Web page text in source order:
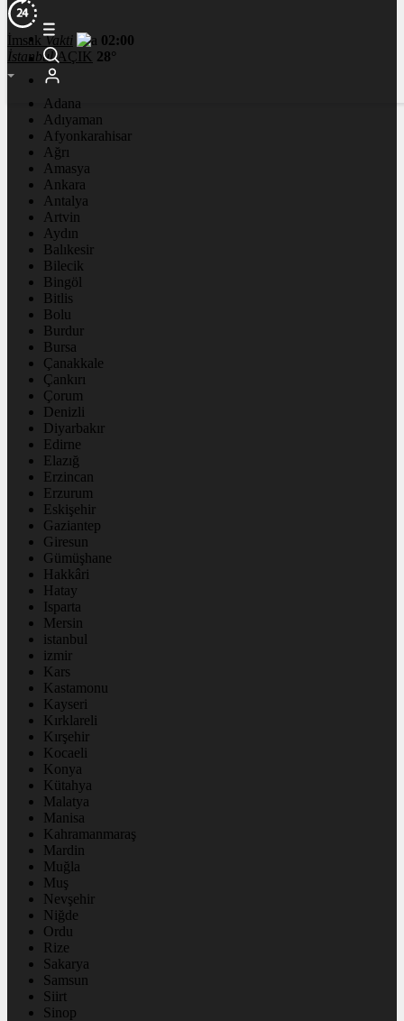
İmsakVakti
02:00
İstanbul AÇIK 28°
Adana
Adıyaman
Afyonkarahisar
Ağrı
Amasya
Ankara
Antalya
Artvin
Aydın
Balıkesir
Bilecik
Bingöl
Bitlis
Bolu
Burdur
Bursa
Çanakkale
Çankırı
Çorum
Denizli
Diyarbakır
Edirne
Elazığ
Erzincan
Erzurum
Eskişehir
Gaziantep
Giresun
Gümüşhane
Hakkâri
Hatay
Isparta
Mersin
istanbul
izmir
Kars
Kastamonu
Kayseri
Kırklareli
Kırşehir
Kocaeli
Konya
Kütahya
Malatya
Manisa
Kahramanmaraş
Mardin
Muğla
Muş
Nevşehir
Niğde
Ordu
Rize
Sakarya
Samsun
Siirt
Sinop